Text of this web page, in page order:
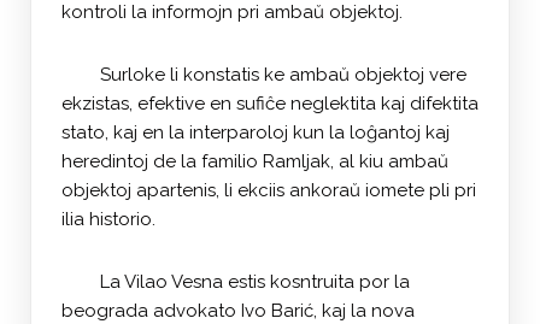
kontroli la informojn pri ambaŭ objektoj.
Surloke li konstatis ke ambaŭ objektoj vere
ekzistas, efektive en sufiĉe neglektita kaj difektita
stato, kaj en la interparoloj kun la loĝantoj kaj
heredintoj de la familio Ramljak, al kiu ambaŭ
objektoj apartenis, li ekciis ankoraŭ iomete pli pri
ilia historio.
La Vilao Vesna estis kosntruita por la
beograda advokato Ivo Barić, kaj la nova